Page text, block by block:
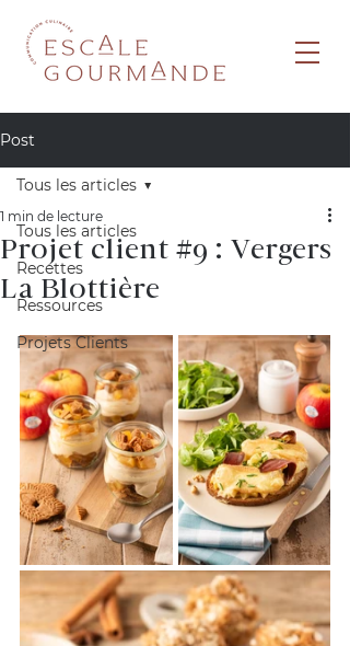
Post
Tous les articles
Recettes
Ressources
Projets Clients
Tous les articles
Projet client #9 : Vergers
La Blottière
1 min de lecture